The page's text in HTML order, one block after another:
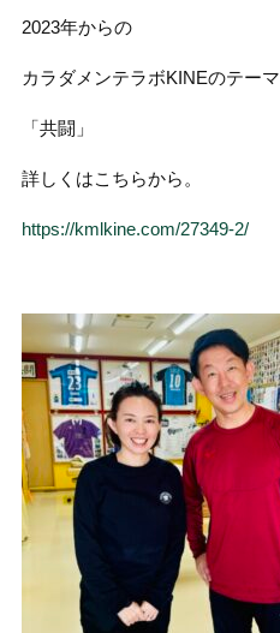
2023年からの
カラダメンテラボKINEのテーマ
「共闘」
詳しくはこちらから。
https://kmlkine.com/27349-2/